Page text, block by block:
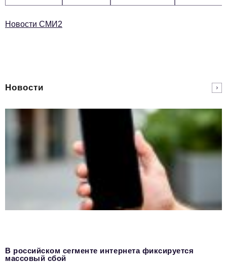
Новости СМИ2
Новости
В российском сегменте интернета фиксируется
массовый сбой